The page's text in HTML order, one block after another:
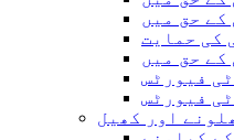
کے حق میں
کی حمایت
کے حق میں
فیورٹس
فیورٹس
اور کھیل